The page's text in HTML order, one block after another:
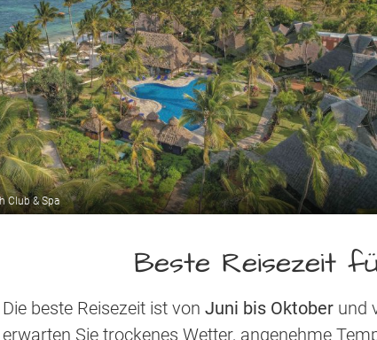
Club & Spa
Beste Reisezeit
Die beste Reisezeit ist von Juni bis Oktober und
erwarten Sie trockenes Wetter, angenehme